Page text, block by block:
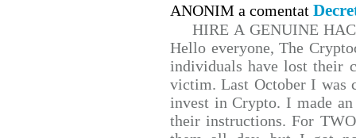
ANONIM a comentat
HIRE A GENUINE
Hello everyone, The
individuals have lost their
victim. Last October I was
invest in Crypto. I made
their instructions. For